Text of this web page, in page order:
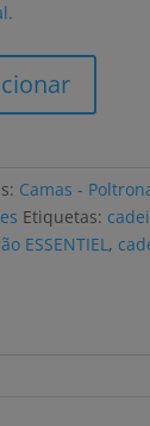
Camas -
Etiquetas:
ESSENTIEL,